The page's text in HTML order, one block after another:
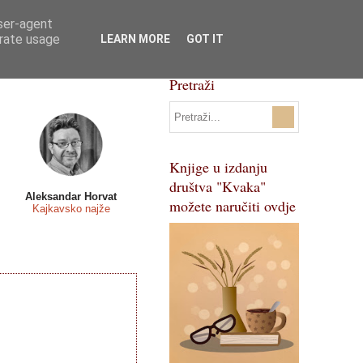
Svi natječaji
Pojmovnik
Aleksandar Horvat
Kajkavsko najže
Pretraži
Knjige u izdanju
društva "Kvaka"
možete naručiti ovdje
agent
usage
LEARN MORE GOT IT